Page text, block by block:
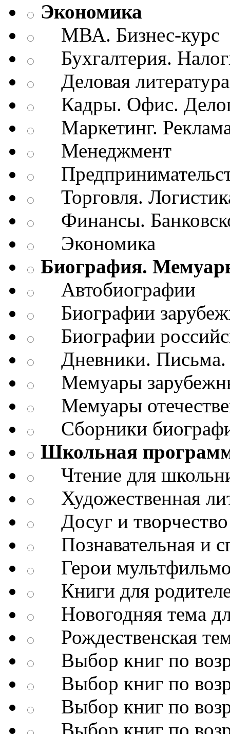
Экономика
МВА. Бизнес-курс
Бухгалтерия.
Деловая
Кадры. Офис.
Маркетинг.
Менеджмент
Торговля.
Финансы.
Экономика
Биография.
Автобиографии
Биографии
Биографии
Дневники. Письма.
Мемуары
Мемуары
Сборники
Школьная
Чтение для
Художественная
Досуг и творчество
Познавательная и
Герои
Книги для
Новогодняя тема
Рождественская
Выбор книг по
Выбор книг по
Выбор книг по